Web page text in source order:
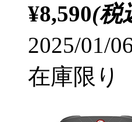
¥8,590(税
2025/01/
在庫限り